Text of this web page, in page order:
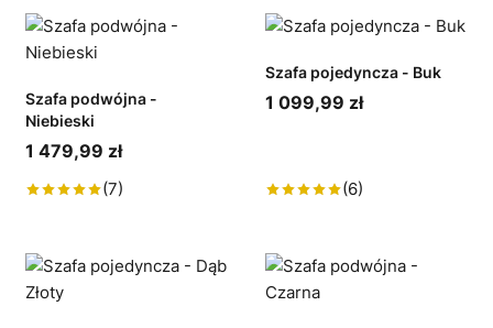
Szafa podwójna -
Niebieski
1 479,99 zł
(7)
Szafa pojedyncza - Buk
1 099,99 zł
(6)